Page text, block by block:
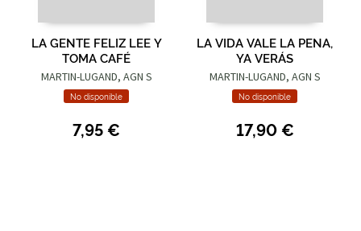
LA GENTE FELIZ LEE Y
TOMA CAFÉ
MARTIN-LUGAND, AGN S
No disponible
7,95 €
LA VIDA VALE LA PENA,
YA VERÁS
MARTIN-LUGAND, AGN S
No disponible
17,90 €